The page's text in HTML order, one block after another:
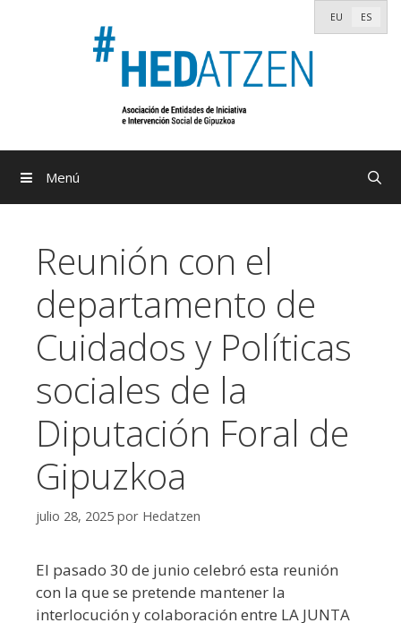
EU ES
Menú
Reunión con el
departamento de
Cuidados y Políticas
sociales de la
Diputación Foral de
Gipuzkoa
julio 28, 2025 por Hedatzen
El pasado 30 de junio celebró esta reunión
con la que se pretende mantener la
interlocución y colaboración entre LA JUNTA